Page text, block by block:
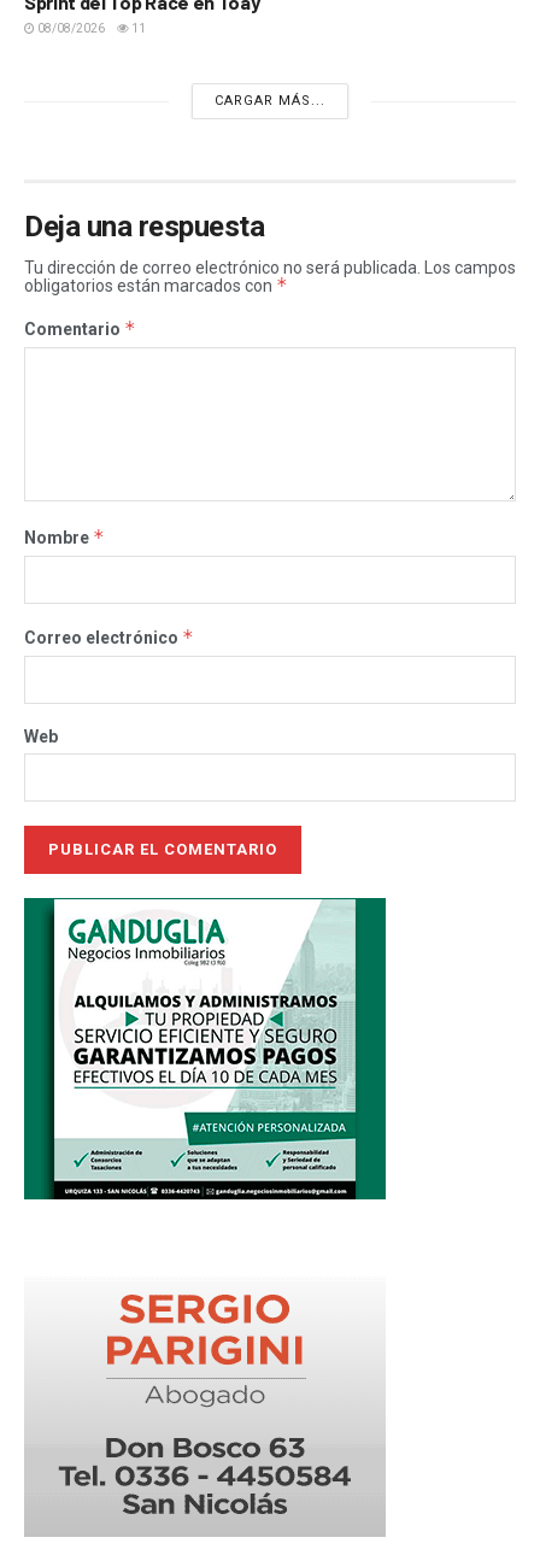
08/08/2026 11
CARGAR MÁS...
Deja una respuesta
Tu dirección de correo electrónico no será publicada. Los campos
obligatorios están marcados con *
Comentario *
Nombre *
Correo electrónico *
Web